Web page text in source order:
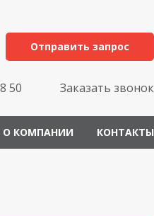
Отправить запрос
50 Заказать звонок
О КОМПАНИИ КОНТАКТЫ